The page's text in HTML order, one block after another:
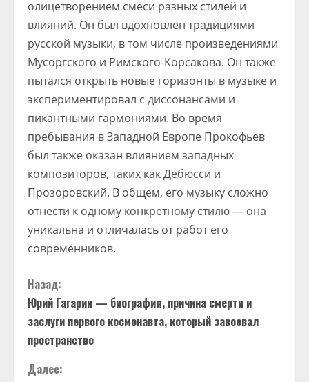
олицетворением смеси разных стилей и
влияний. Он был вдохновлен традициями
русской музыки, в том числе произведениями
Мусоргского и Римского-Корсакова. Он также
пытался открыть новые горизонты в музыке и
экспериментировал с диссонансами и
пикантными гармониями. Во время
пребывания в Западной Европе Прокофьев
был также оказан влиянием западных
композиторов, таких как Дебюсси и
Прозоровский. В общем, его музыку сложно
отнести к одному конкретному стилю — она
уникальна и отличалась от работ его
современников.
П
р
о
д
Назад:
Юрий Гагарин — биография, причина смерти и
заслуги первого космонавта, который завоевал
пространство
Далее: